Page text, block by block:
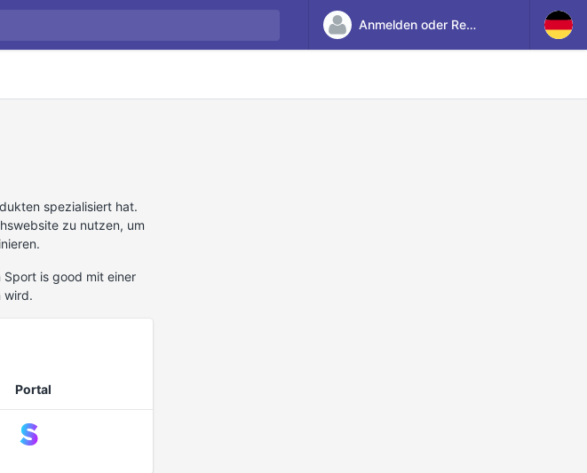
Anmelden oder Registrieren
spezialisiert hat.
zu nutzen, um
is good mit einer
wird.
Portal